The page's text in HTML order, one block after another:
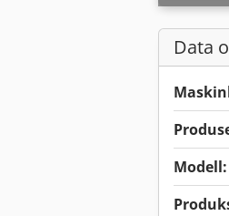
Data
Modell: